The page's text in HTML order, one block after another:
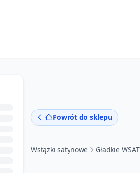
Powrót do sklepu
Wstążki satynowe Gładkie WSAT